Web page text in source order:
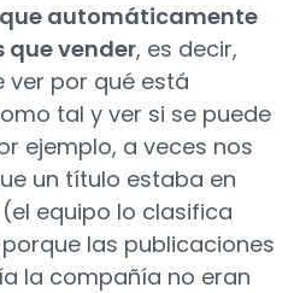
automáticamente
que vender, es decir,
ver por qué está
tal y ver si se puede
ejemplo, a veces nos
un título estaba en
equipo lo clasifica
las publicaciones
la compañía no eran